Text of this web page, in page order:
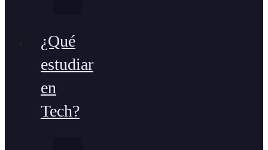
¿Qué
estudiar
en
Tech?